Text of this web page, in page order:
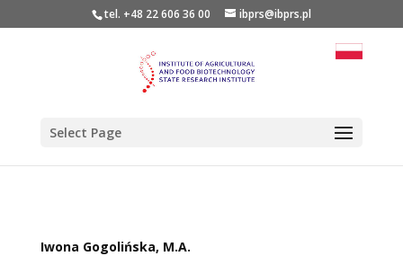
tel. +48 22 606 36 00 ibprs@ibprs.pl
Select Page
Iwona Gogolińska, M.A.